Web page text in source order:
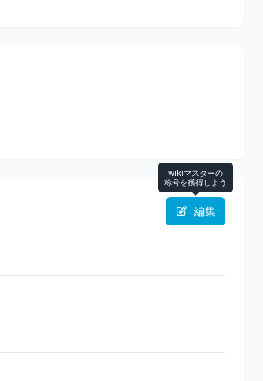
wikiマスターの
称号を獲得しよう
編集